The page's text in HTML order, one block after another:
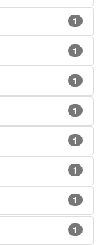
1
1
1
1
1
1
1
1